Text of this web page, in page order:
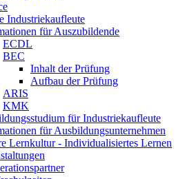
Industriekaufleute
für Auszubildende
ECDL
BEC
Inhalt der Prüfung
Aufbau der Prüfung
ARIS
KMK
für Industriekaufleute
für Ausbildungsunternehmen
Lernkultur - Individualisiertes Lernen